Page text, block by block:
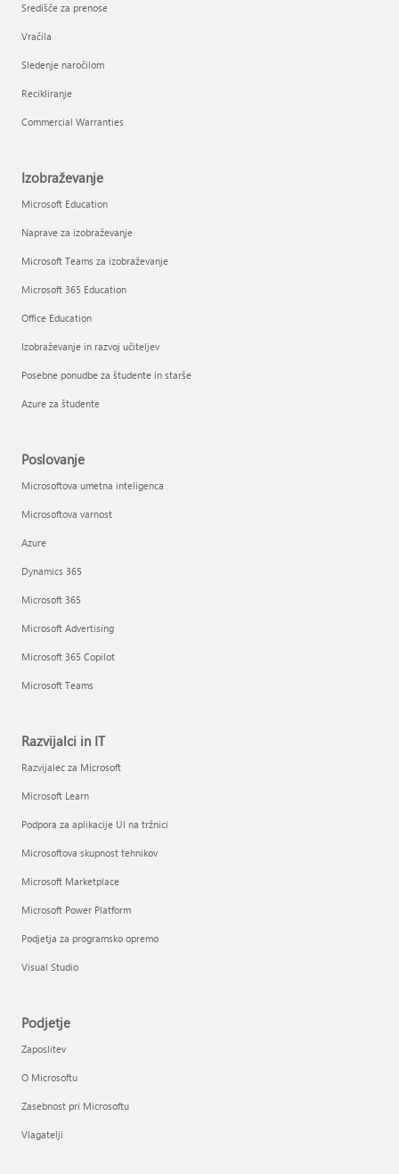
Središče za prenose
Vračila
Sledenje naročilom
Recikliranje
Commercial Warranties
Izobraževanje
Microsoft Education
Naprave za izobraževanje
Microsoft Teams za izobraževanje
Microsoft 365 Education
Office Education
Izobraževanje in razvoj učiteljev
Posebne ponudbe za študente in starše
Azure za študente
Poslovanje
Microsoftova umetna inteligenca
Microsoftova varnost
Azure
Dynamics 365
Microsoft 365
Microsoft Advertising
Microsoft 365 Copilot
Microsoft Teams
Razvijalci in IT
Razvijalec za Microsoft
Microsoft Learn
Podpora za aplikacije UI na tržnici
Microsoftova skupnost tehnikov
Microsoft Marketplace
Microsoft Power Platform
Podjetja za programsko opremo
Visual Studio
Podjetje
Zaposlitev
O Microsoftu
Zasebnost pri Microsoftu
Vlagatelji